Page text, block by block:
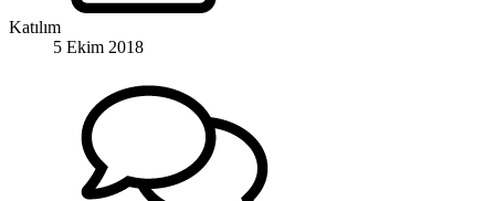
Katılım
5 Ekim 2018